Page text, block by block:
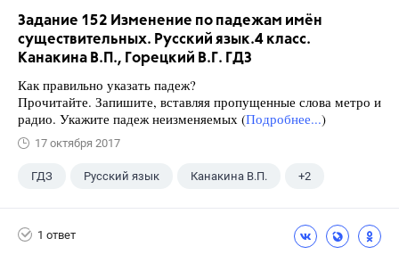
Задание 152 Изменение по падежам имён
существительных. Русский язык.4 класс.
Канакина В.П., Горецкий В.Г. ГДЗ
Как правильно указать падеж?
Прочитайте. Запишите, вставляя пропущенные слова метро и
радио. Укажите падеж неизменяемых (Подробнее...)
17 октября 2017
ГДЗ Русский язык Канакина В.П. +2
1 ответ